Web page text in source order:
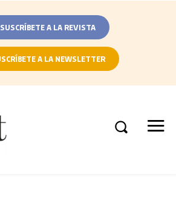
SUSCRÍBETE A LA REVISTA
A LA NEWSLETTER